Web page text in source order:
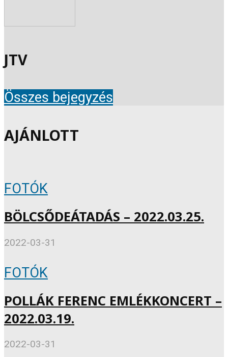
JTV
Összes bejegyzés
AJÁNLOTT
FOTÓK
BÖLCSŐDEÁTADÁS – 2022.03.25.
2022-03-31
FOTÓK
POLLÁK FERENC EMLÉKKONCERT –
2022.03.19.
2022-03-31